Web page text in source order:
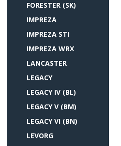
FORESTER (SK)
IMPREZA
IMPREZA STI
IMPREZA WRX
LANCASTER
LEGACY
LEGACY IV (BL)
LEGACY V (BM)
LEGACY VI (BN)
LEVORG